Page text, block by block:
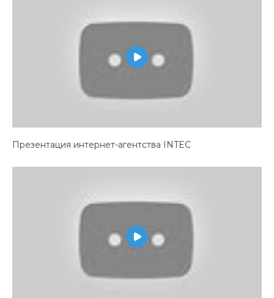
Презентация интернет-агентства INTEC